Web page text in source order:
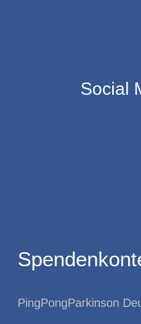
Social
PingPongParkinson